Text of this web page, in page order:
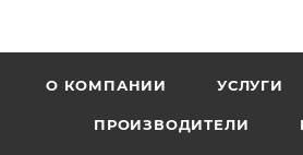
О КОМПАНИИ УСЛУГИ
ПРОИЗВОДИТЕЛИ